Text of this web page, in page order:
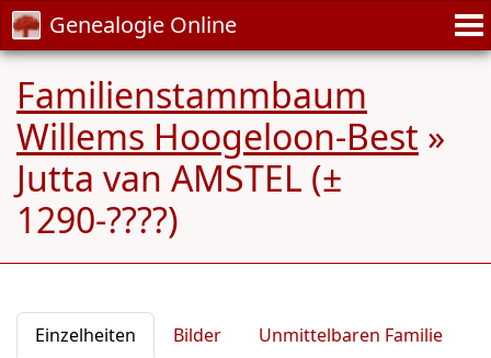
Genealogie Online
Familienstammbaum
Willems Hoogeloon-Best »
Jutta van AMSTEL (±
1290-????)
Einzelheiten Bilder
Unmittelbaren Familie